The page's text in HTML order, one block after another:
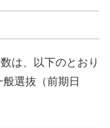
は、以下のとおり
選抜（前期日